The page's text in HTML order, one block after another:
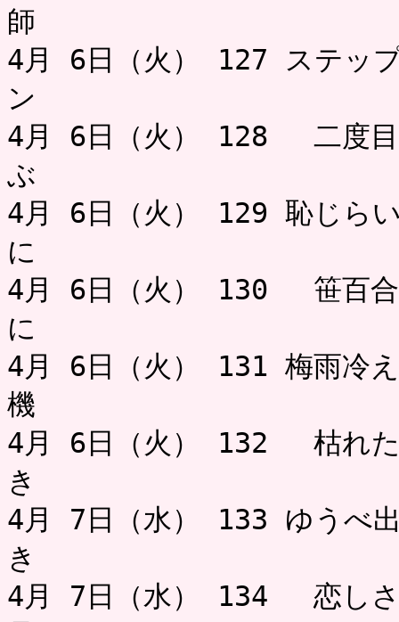
師
4月 6日（火） 127 ステッ
ン
4月 6日（火） 128 二度目
ぶ ミャー
4月 6日（火） 129 恥じら
に
4月 6日（火） 130 笹百合
に
4月 6日（火） 131 梅雨冷
機 ミャー
4月 6日（火） 132 枯れた
き お
4月 7日（水） 133 ゆうべ
き
4月 7日（水） 134 恋しさ